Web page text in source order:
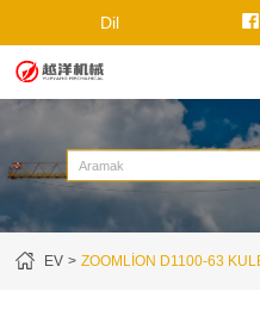
Dil
EV ZOOMLION D1100-63